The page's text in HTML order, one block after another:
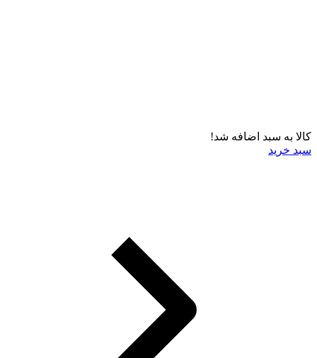
کالا به سبد اضافه شد!
سبد خرید